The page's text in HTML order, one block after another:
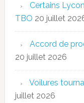
Certains
TBO 20 juillet
Accord de
20 juillet 2026
Voilures
juillet 2026